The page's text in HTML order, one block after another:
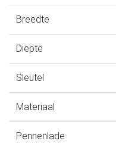
Breedte
Diepte
Sleutel
Materiaal
Pennenlade